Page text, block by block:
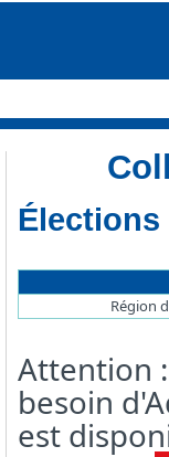
Élections
Région
Attention
besoin
est